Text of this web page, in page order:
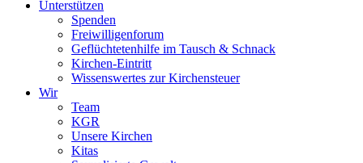
Unterstützen
Spenden
Freiwilligenforum
Geflüchtetenhilfe im Tausch & Schnack
Kirchen-Eintritt
Wissenswertes zur Kirchensteuer
Wir
Team
KGR
Unsere Kirchen
Kitas